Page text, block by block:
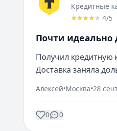
Кредитные
4/5
Почти идеально
Получил кредитную
Доставка заняла
Алексей•Москва•28
0 0